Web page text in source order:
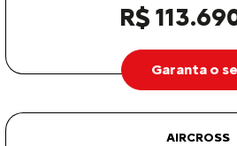
R$
Garanta o
AIRCROSS